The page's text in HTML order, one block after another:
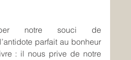
notre souci de
parfait au bonheur
: il nous prive de notre